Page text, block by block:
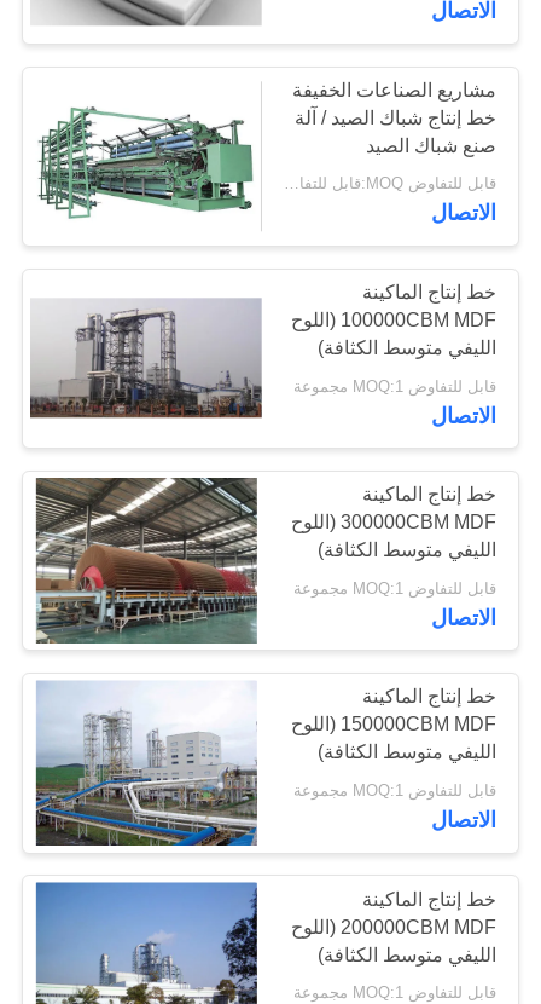
الاتصال
مشاريع الصناعات الخفيفة
خط إنتاج شباك الصيد / آلة
صنع شباك الصيد
قابل للتفاوض MOQ:قابل للتفاوض
الاتصال
خط إنتاج الماكينة
100000CBM MDF (اللوح
الليفي متوسط ​​الكثافة)
قابل للتفاوض MOQ:1 مجموعة
الاتصال
خط إنتاج الماكينة
300000CBM MDF (اللوح
الليفي متوسط ​​الكثافة)
قابل للتفاوض MOQ:1 مجموعة
الاتصال
خط إنتاج الماكينة
150000CBM MDF (اللوح
الليفي متوسط ​​الكثافة)
قابل للتفاوض MOQ:1 مجموعة
الاتصال
خط إنتاج الماكينة
200000CBM MDF (اللوح
الليفي متوسط ​​الكثافة)
قابل للتفاوض MOQ:1 مجموعة